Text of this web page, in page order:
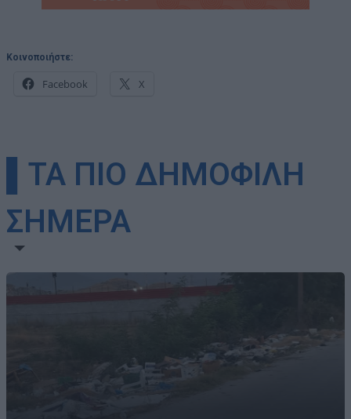
Κοινοποιήστε:
Facebook X
▌ΤΑ ΠΙΟ ΔΗΜΟΦΙΛΗ
ΣΗΜΕΡΑ